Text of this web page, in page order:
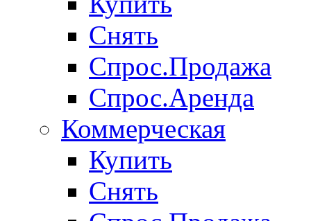
Снять
Спрос.Продажа
Спрос.Аренда
Коммерческая
Купить
Снять